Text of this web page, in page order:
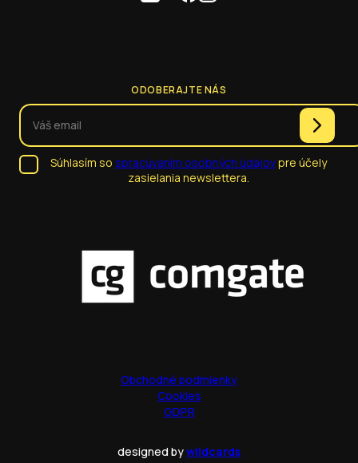
ODOBERAJTE NÁS
Súhlasím so spracúvaním osobných údajovpre účely
zasielania newslettera.
Obchodné podmienky
Cookies
GDPR
designed bywildcards